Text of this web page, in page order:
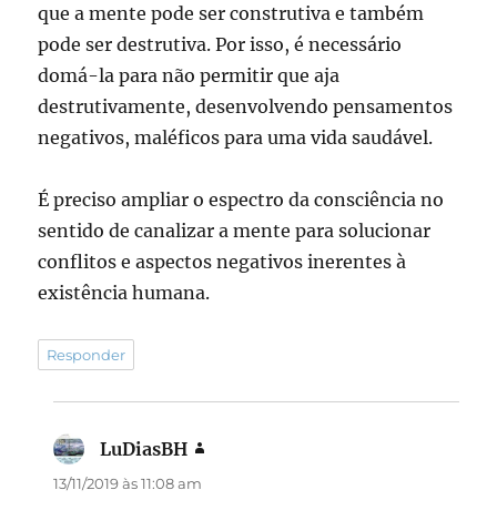
que a mente pode ser construtiva e também
pode ser destrutiva. Por isso, é necessário
domá-la para não permitir que aja
destrutivamente, desenvolvendo pensamentos
negativos, maléficos para uma vida saudável.
É preciso ampliar o espectro da consciência no
sentido de canalizar a mente para solucionar
conflitos e aspectos negativos inerentes à
existência humana.
Responder
LuDiasBH
13/11/2019 às 11:08 am